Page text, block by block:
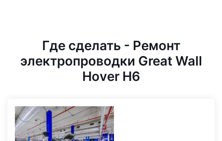
Где сделать - Ремонт
электропроводки Great Wall
Hover H6